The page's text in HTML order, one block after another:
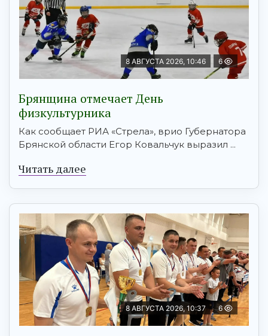
8 АВГУСТА 2026, 10:46 6
Брянщина отмечает День
физкультурника
Как сообщает РИА «Стрела», врио Губернатора
Брянской области Егор Ковальчук выразил ...
Читать далее
8 АВГУСТА 2026, 10:37 6